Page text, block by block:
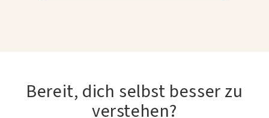
Bereit, dich selbst besser zu
verstehen?